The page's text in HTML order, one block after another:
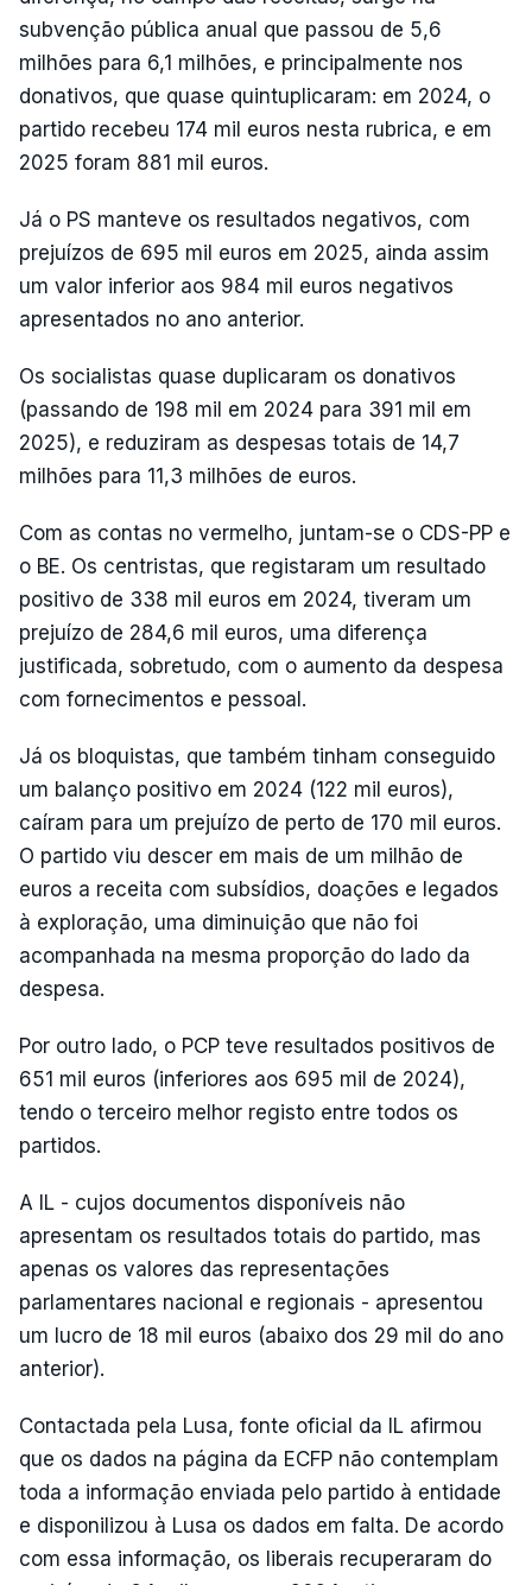
subvenção pública anual que passou de 5,6
milhões para 6,1 milhões, e principalmente nos
donativos, que quase quintuplicaram: em 2024, o
partido recebeu 174 mil euros nesta rubrica, e em
2025 foram 881 mil euros.
Já o PS manteve os resultados negativos, com
prejuízos de 695 mil euros em 2025, ainda assim
um valor inferior aos 984 mil euros negativos
apresentados no ano anterior.
Os socialistas quase duplicaram os donativos
(passando de 198 mil em 2024 para 391 mil em
2025), e reduziram as despesas totais de 14,7
milhões para 11,3 milhões de euros.
Com as contas no vermelho, juntam-se o CDS-PP e
o BE. Os centristas, que registaram um resultado
positivo de 338 mil euros em 2024, tiveram um
prejuízo de 284,6 mil euros, uma diferença
justificada, sobretudo, com o aumento da despesa
com fornecimentos e pessoal.
Já os bloquistas, que também tinham conseguido
um balanço positivo em 2024 (122 mil euros),
caíram para um prejuízo de perto de 170 mil euros.
O partido viu descer em mais de um milhão de
euros a receita com subsídios, doações e legados
à exploração, uma diminuição que não foi
acompanhada na mesma proporção do lado da
despesa.
Por outro lado, o PCP teve resultados positivos de
651 mil euros (inferiores aos 695 mil de 2024),
tendo o terceiro melhor registo entre todos os
partidos.
A IL - cujos documentos disponíveis não
apresentam os resultados totais do partido, mas
apenas os valores das representações
parlamentares nacional e regionais - apresentou
um lucro de 18 mil euros (abaixo dos 29 mil do ano
anterior).
Contactada pela Lusa, fonte oficial da IL afirmou
que os dados na página da ECFP não contemplam
toda a informação enviada pelo partido à entidade
e disponilizou à Lusa os dados em falta. De acordo
com essa informação, os liberais recuperaram do